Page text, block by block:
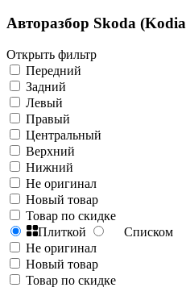
Авторазбор Skoda
Открыть фильтр
Передний
Задний
Левый
Правый
Центральный
Верхний
Нижний
Не оригинал
Новый товар
Товар по скидке
Плиткой
Списком
Не оригинал
Новый товар
Товар по скидке